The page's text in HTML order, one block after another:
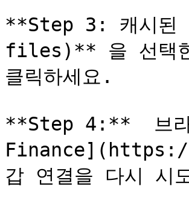
**Step 3: 캐시된
files)** 을 선택
클릭하세요.
**Step 4:**  브라
갑 연결을 다시 시